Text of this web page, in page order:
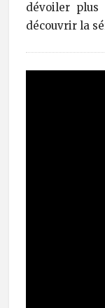
dévoiler
découvrir la